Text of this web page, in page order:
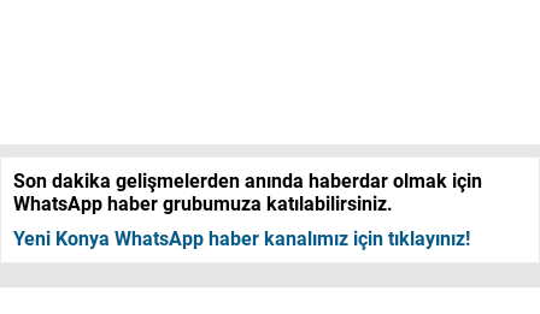
Son dakika gelişmelerden anında haberdar olmak için
WhatsApp haber grubumuza katılabilirsiniz.
Yeni Konya WhatsApp haber kanalımız için tıklayınız!